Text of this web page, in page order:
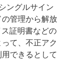
ングルサイン
管理から解放
証明書などの
て、不正アク
できるとして